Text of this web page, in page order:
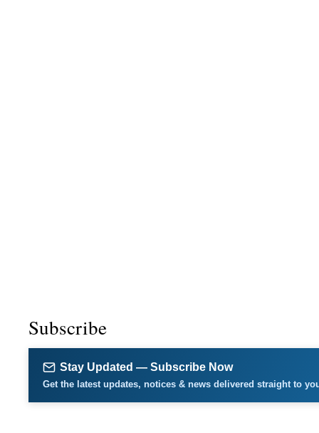
Subscribe
Stay Updated — Subscribe Now
Get the latest updates, notices & news delivered straight to